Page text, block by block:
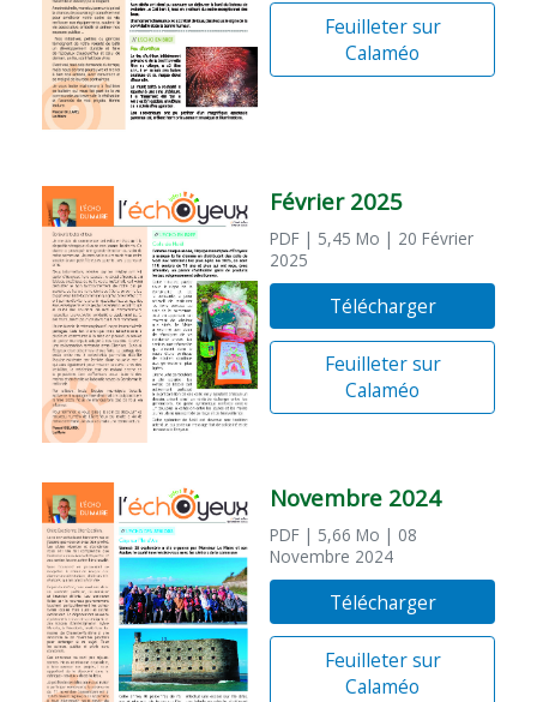
Feuilleter sur
Calaméo
Février 2025
PDF | 5,45 Mo | 20 Février
2025
Télécharger
Feuilleter sur
Calaméo
Novembre 2024
PDF | 5,66 Mo | 08
Novembre 2024
Télécharger
Feuilleter sur
Calaméo